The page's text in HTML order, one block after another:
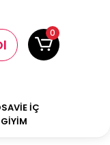
0
İÇ
GİYİM